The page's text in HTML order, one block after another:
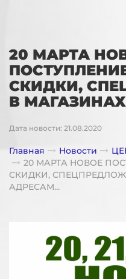
20 МАРТА
СКИДКИ,
В
Дата новости: 21.08.2020
Главная Новости
20 МАРТА НОВОЕ
СКИДКИ,
АДРЕСАМ...